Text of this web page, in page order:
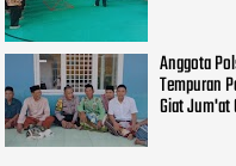
Anggota
Tempuran
Giat